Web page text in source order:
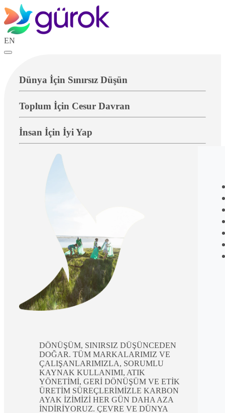
EN
Dünya İçin Sınırsız Düşün
Toplum İçin Cesur Davran
İnsan İçin İyi Yap
DÖNÜŞÜM, SINIRSIZ DÜŞÜNCEDEN
DOĞAR. TÜM MARKALARIMIZ VE
ÇALIŞANLARIMIZLA, SORUMLU
KAYNAK KULLANIMI, ATIK
YÖNETİMİ, GERİ DÖNÜŞÜM VE ETİK
ÜRETİM SÜREÇLERİMİZLE KARBON
AYAK İZİMİZİ HER GÜN DAHA AZA
İNDİRİYORUZ. ÇEVRE VE DÜNYA